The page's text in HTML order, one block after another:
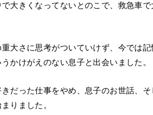
で大きくなってないとのこで、救急車
重大さに思考がついていけず、今では
うかけがえのない息子と出会いました。
きだった仕事をやめ、息子のお世話、
りました。